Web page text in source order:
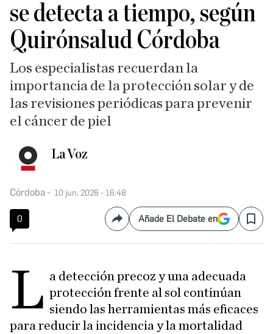
se detecta a tiempo, según
Quirónsalud Córdoba
Los especialistas recuerdan la
importancia de la protección solar y de
las revisiones periódicas para prevenir
el cáncer de piel
La Voz
Córdoba 10 jun. 2026 - 16:48
0 CompartirAñade El Debate en Save
L a detección precoz y una adecuada
protección frente al sol continúan
siendo las herramientas más eficaces
para reducir la incidencia y la mortalidad